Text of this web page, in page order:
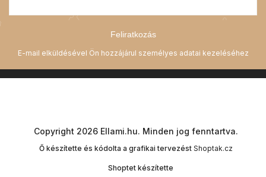
Feliratkozás
Shoptet készítette
Copyright 2026 Ellami.hu. Minden jog fenntartva.
Ő készítette és kódolta a grafikai tervezést Shoptak.cz